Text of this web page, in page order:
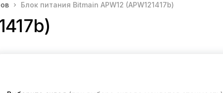
Блок питания Bitmain APW12 (APW121417b)